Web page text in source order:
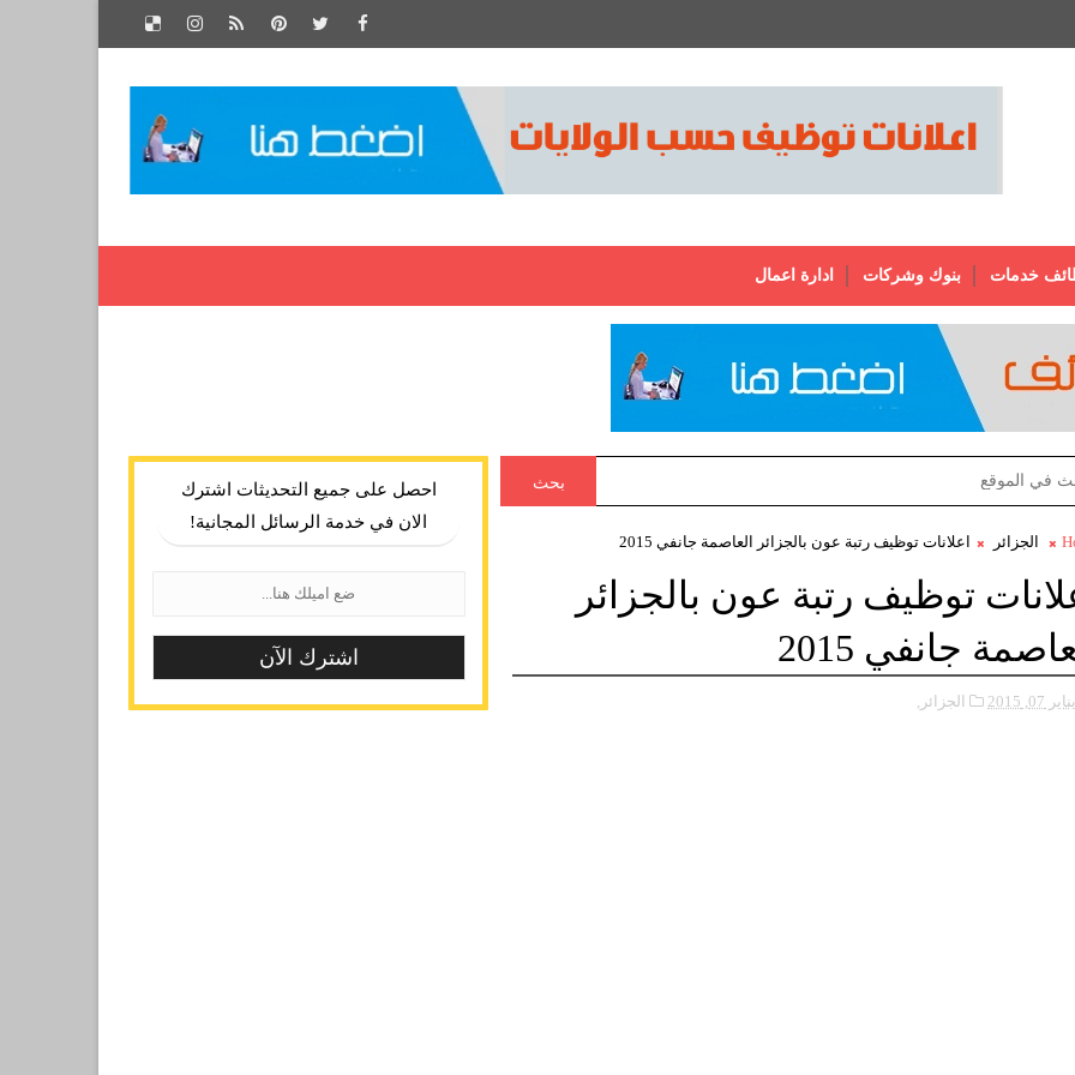
خدمات بنوك وشركات ادارة اعمال
بحث
الجزائر اعلانات توظيف رتبة عون بالجزائر العاصمة جانفي 2015
توظيف رتبة عون بالجزائر
جانفي 2015
يناير 07, 2015 الجزائر,
احصل على جميع التحديثات اشترك
الان في خدمة الرسائل المجانية!